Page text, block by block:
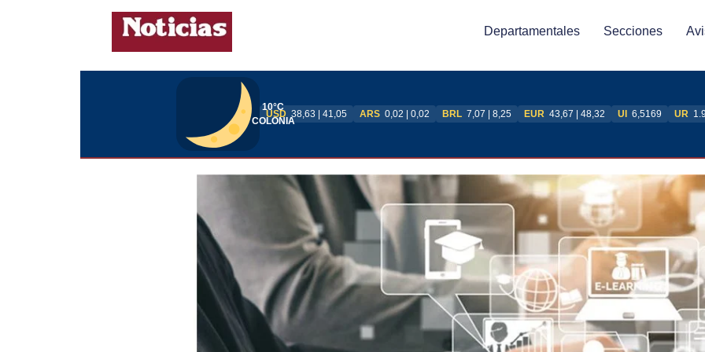
Departamentales Secciones
10°C
COLONIA
USD 38,63 | 41,05 ARS 0,02 | 0,02 BRL 7,07 | 8,25 EUR 43,67 | 48,32 UI 6,5169 UR